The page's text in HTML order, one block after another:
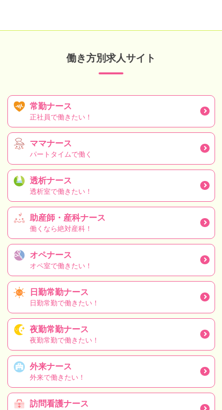
働き方別求人サイト
常勤ナース
正社員で働きたい！
ママナース
パートタイムで働く
透析ナース
透析室で働きたい！
助産師・産科ナース
働くなら絶対産科！
オペナース
オペ室で働きたい！
日勤常勤ナース
日勤常勤で働きたい！
夜勤常勤ナース
夜勤常勤で働きたい！
外来ナース
外来で働きたい！
訪問看護ナース